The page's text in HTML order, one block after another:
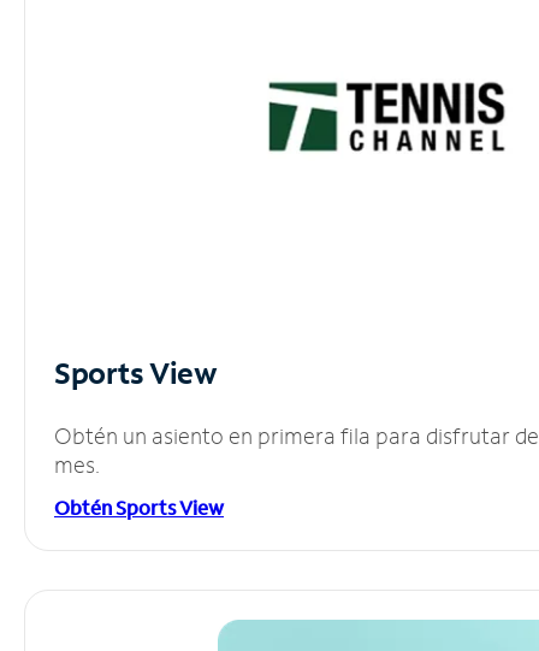
Sports View
Obtén un asiento en primera fila para disfrutar
mes.
Obtén Sports View